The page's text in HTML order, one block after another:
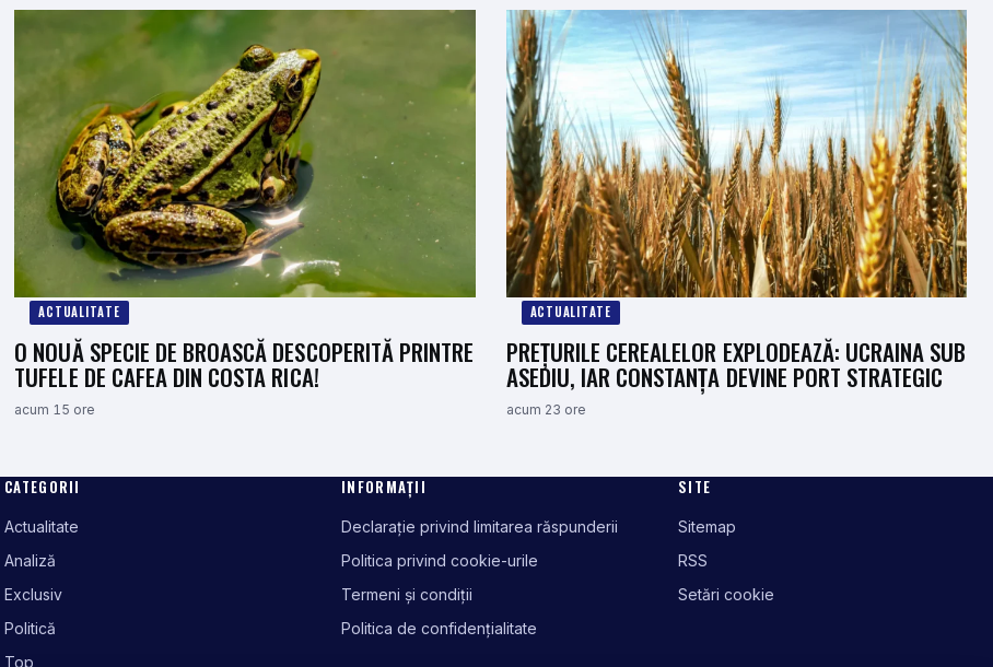
ACTUALITATE
O NOUĂ SPECIE DE BROASCĂ DESCOPERITĂ PRINTRE
TUFELE DE CAFEA DIN COSTA RICA!
acum 15 ore
ACTUALITATE
PREȚURILE CEREALELOR EXPLODEAZĂ: UCRAINA SUB
ASEDIU, IAR CONSTANȚA DEVINE PORT STRATEGIC
acum 23 ore
CATEGORII
Actualitate
Analiză
Exclusiv
Politică
Top
INFORMAȚII
Declarație privind limitarea răspunderii
Politica privind cookie-urile
Termeni și condiții
Politica de confidențialitate
SITE
Sitemap
RSS
Setări cookie